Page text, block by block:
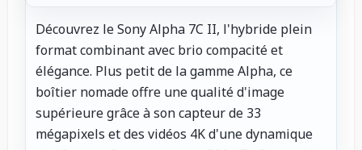
Découvrez le Sony Alpha 7C II, l'hybride plein
format combinant avec brio compacité et
élégance. Plus petit de la gamme Alpha, ce
boîtier nomade offre une qualité d'image
supérieure grâce à son capteur de 33
mégapixels et des vidéos 4K d'une dynamique